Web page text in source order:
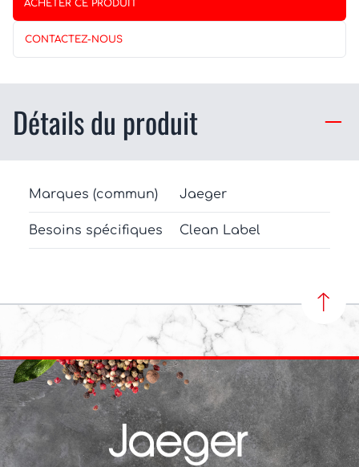
ACHETER CE PRODUIT
CONTACTEZ-NOUS
Détails du produit
Marques (commun) Jaeger
Besoins spécifiques Clean Label